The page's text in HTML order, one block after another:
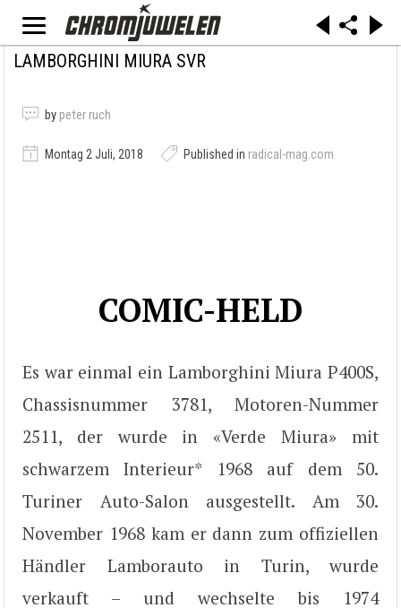
LAMBORGHINI MIURA SVR
by peter ruch
Montag 2 Juli, 2018 Published in radical-mag.com
COMIC-HELD
Es war einmal ein Lamborghini Miura P400S,
Chassisnummer 3781, Motoren-Nummer
2511, der wurde in «Verde Miura» mit
schwarzem Interieur* 1968 auf dem 50.
Turiner Auto-Salon ausgestellt. Am 30.
November 1968 kam er dann zum offiziellen
Händler Lamborauto in Turin, wurde
verkauft – und wechselte bis 1974